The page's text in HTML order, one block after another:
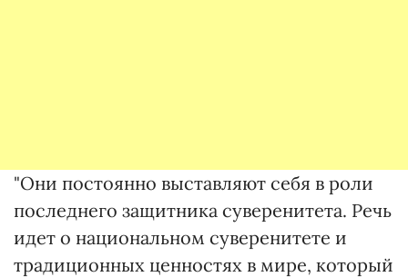
"Они постоянно выставляют себя в роли
последнего защитника суверенитета. Речь
идет о национальном суверенитете и
традиционных ценностях в мире, который